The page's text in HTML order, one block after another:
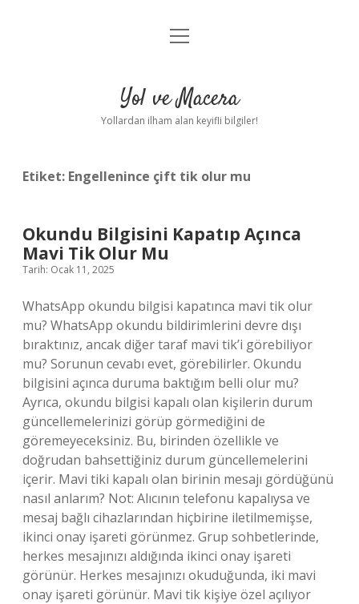
Anasayfa
Yasal Uyarı
menüyü
Yol ve Macera
Yollardan ilham alan keyifli bilgiler!
Etiket: Engellenince çift tik olur mu
Okundu Bilgisini Kapatıp Açınca
Mavi Tik Olur Mu
Tarih: Ocak 11, 2025
WhatsApp okundu bilgisi kapatınca mavi tik olur
mu? WhatsApp okundu bildirimlerini devre dışı
bıraktınız, ancak diğer taraf mavi tik’i görebiliyor
mu? Sorunun cevabı evet, görebilirler. Okundu
bilgisini açınca duruma baktığım belli olur mu?
Ayrıca, okundu bilgisi kapalı olan kişilerin durum
güncellemelerinizi görüp görmediğini de
göremeyeceksiniz. Bu, birinden özellikle ve
doğrudan bahsettiğiniz durum güncellemelerini
içerir. Mavi tiki kapalı olan birinin mesajı gördüğünü
nasıl anlarım? Not: Alıcının telefonu kapalıysa ve
mesaj bağlı cihazlarından hiçbirine iletilmemişse,
ikinci onay işareti görünmez. Grup sohbetlerinde,
herkes mesajınızı aldığında ikinci onay işareti
görünür. Herkes mesajınızı okuduğunda, iki mavi
onay işareti görünür. Mavi tik kişiye özel açılıyor